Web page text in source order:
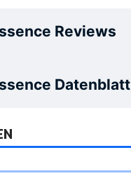
Reviews
Datenblatt